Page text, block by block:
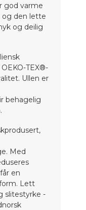
god varme
og den lette
og deilig
TEX®-
Ullen er
behagelig
Med
en
Lett
slitestyrke -